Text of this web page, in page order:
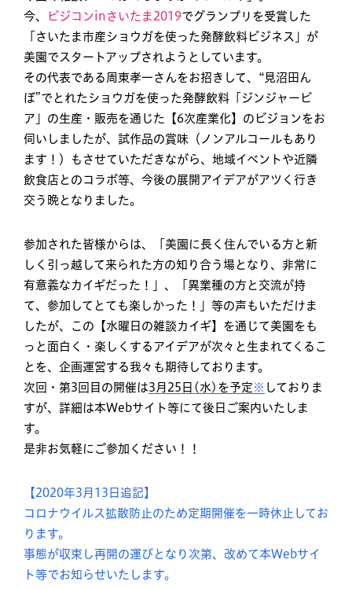
今、
ビジコンinさいたま2019でグランプリを受賞した
「さいたま市産ショウガを使った発酵飲料ビジネス」が
美園でスタートアップされようとしています。
その代表である周東孝一さんをお招きして、“見沼田ん
ぼ”でとれたショウガを使った発酵飲料「ジンジャービ
ア」の生産・販売を通じた【6次産業化】のビジョンをお
伺いしましたが、試作品の賞味（ノンアルコールもあり
ます！）もさせていただきながら、地域イベントや近隣
飲食店とのコラボ等、今後の展開アイデアがアツく行き
交う晩となりました。
参加された皆様からは、「美園に長く住んでいる方と新
しく引っ越して来られた方の知り合う場となり、非常に
有意義なカイギだった！」、「異業種の方と交流が持
て、参加してとても楽しかった！」等の声もいただけま
したが、この【水曜日の雑談カイギ】を通じて美園をも
っと面白く・楽しくするアイデアが次々と生まれてくるこ
とを、企画運営する我々も期待しております。
次回・第3回目の開催は3月25日(水)を予定 ※ しておりま
すが、詳細は本Webサイト等にて後日ご案内いたしま
す。
是非お気軽にご参加ください！！
【2020年3月13日追記】
コロナウイルス拡散防止のため定期開催を一時休止してお
ります。
事態が収束し再開の運びとなり次第、改めて本Webサイ
ト等でお知らせいたします。